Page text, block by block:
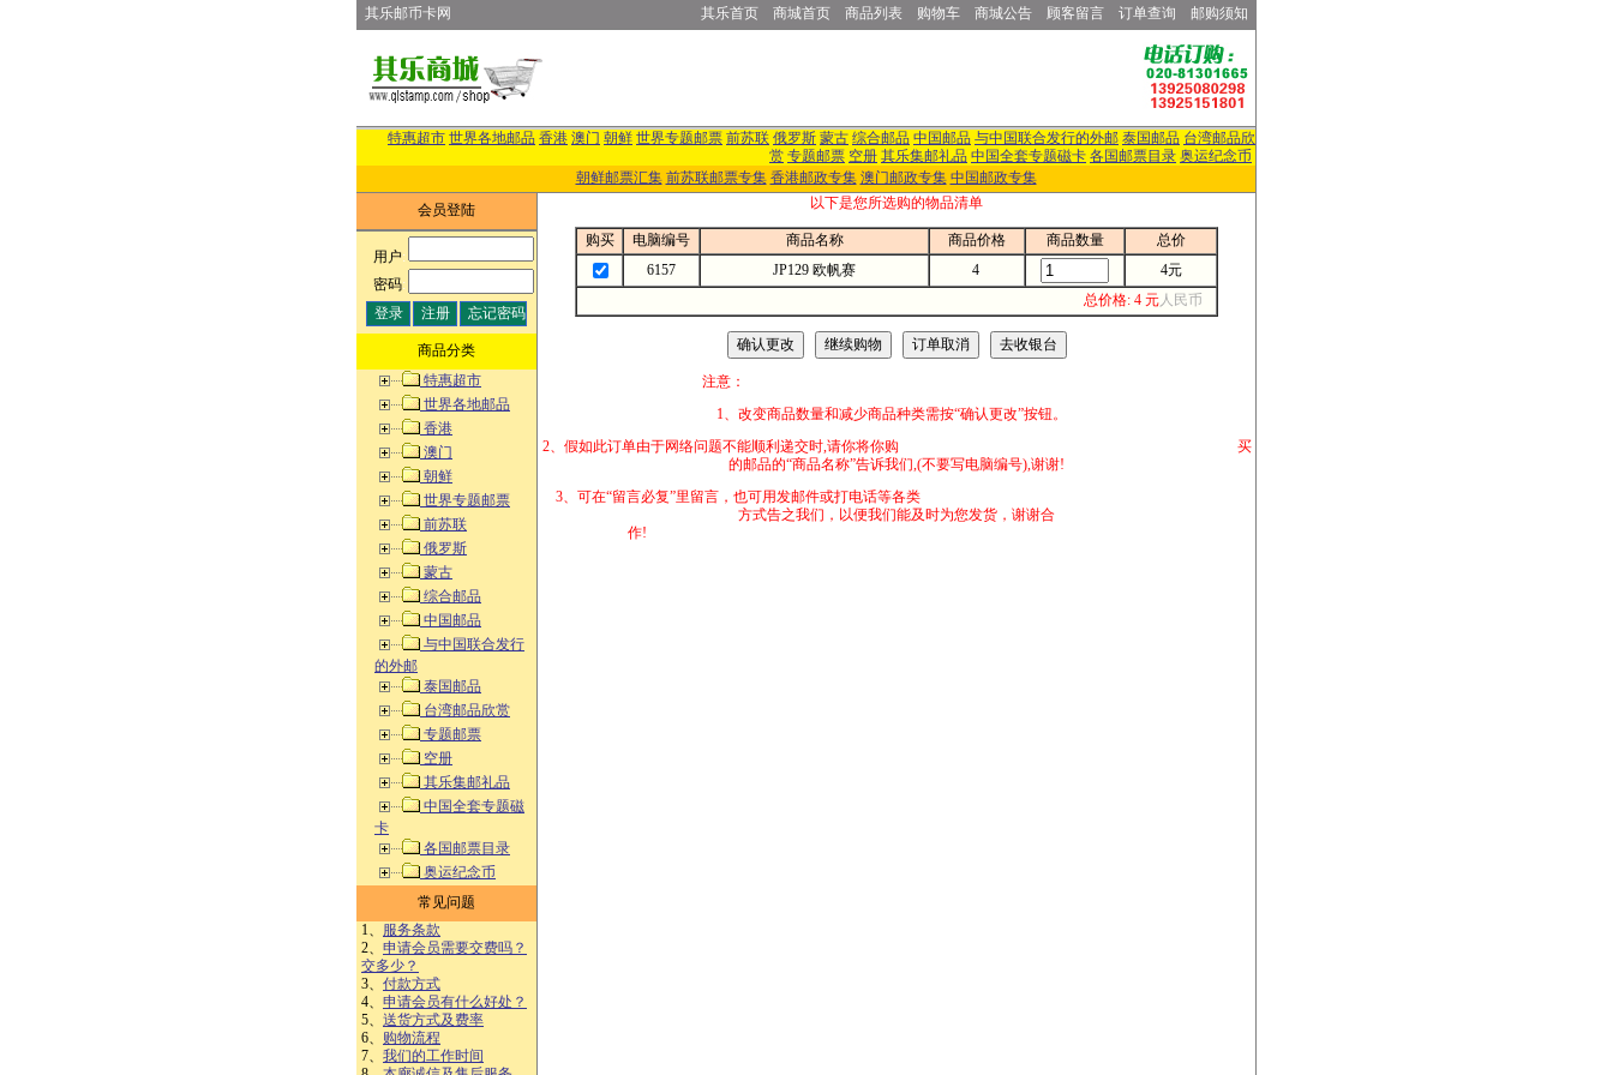
其乐邮币卡网 其乐首页 商城首页 商品列表 购物车 商城公告 顾客留言 订单查询 邮购须知
特惠超市 世界各地邮品 香港 澳门 朝鲜 世界专题邮票 前苏联 俄罗斯 蒙古 综合邮品 中国邮品 与中国联合发行的外邮 泰国邮品 台湾邮品欣
赏 专题邮票 空册 其乐集邮礼品 中国全套专题磁卡 各国邮票目录 奥运纪念币
朝鲜邮票汇集 前苏联邮票专集 香港邮政专集 澳门邮政专集 中国邮政专集
会员登陆
用户:
密码:
商品分类
特惠超市
世界各地邮品
香港
澳门
朝鲜
世界专题邮票
前苏联
俄罗斯
蒙古
综合邮品
中国邮品
与中国联合发行
的外邮
泰国邮品
台湾邮品欣赏
专题邮票
空册
其乐集邮礼品
中国全套专题磁
卡
各国邮票目录
奥运纪念币
常见问题
1、 服务条款
2、 申请会员需要交费吗？
交多少？
3、 付款方式
4、 申请会员有什么好处？
5、 送货方式及费率
6、 购物流程
7、 我们的工作时间
以下是您所选购的物品清单
购买 电脑编号 商品名称 商品价格 商品数量
总价
6157
JP129 欧帆赛 4
4元
总价格: 4 元人民币
注意：
1、改变商品数量和减少商品种类需按“确认更改”按钮。
2、假如此订单由于网络问题不能顺利递交时,请你将你购 买
的邮品的“商品名称”告诉我们,(不要写电脑编号),谢谢!
3、可在“留言必复”里留言，也可用发邮件或打电话等各类
方式告之我们，以便我们能及时为您发货，谢谢合
作!